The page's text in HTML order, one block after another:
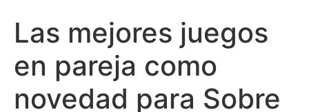
Las mejores juegos
en pareja como
novedad para Sobre